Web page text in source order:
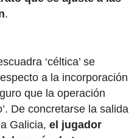
.
‘céltica’ se
a la incorporación
que la operación
De concretarse la salida
Galicia, el jugador